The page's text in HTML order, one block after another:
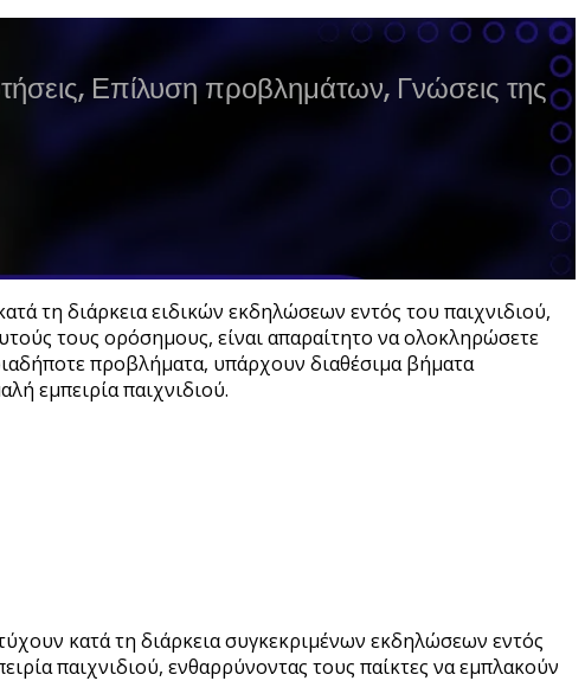
Επίλυση προβλημάτων, Γνώσεις της
τη διάρκεια ειδικών εκδηλώσεων εντός του παιχνιδιού,
τους ορόσημους, είναι απαραίτητο να ολοκληρώσετε
προβλήματα, υπάρχουν διαθέσιμα βήματα
εμπειρία παιχνιδιού.
κατά τη διάρκεια συγκεκριμένων εκδηλώσεων εντός
παιχνιδιού, ενθαρρύνοντας τους παίκτες να εμπλακούν